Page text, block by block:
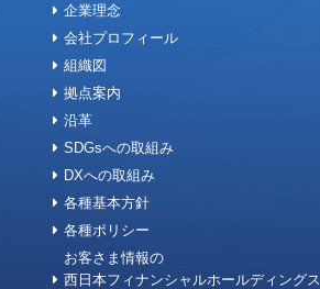
企業理念
会社プロフィール
組織図
拠点案内
沿革
SDGsへの取組み
DXへの取組み
各種基本方針
各種ポリシー
お客さま情報の
西日本フィナンシャルホールディングス